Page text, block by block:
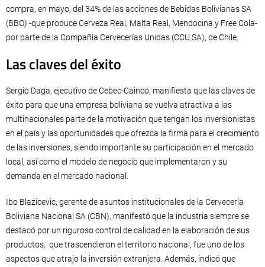
compra, en mayo, del 34% de las acciones de Bebidas Bolivianas SA
(BBO) -que produce Cerveza Real, Malta Real, Mendocina y Free Cola-
por parte de la Compañía Cervecerías Unidas (CCU SA), de Chile.
Las claves del éxito
Sergio Daga, ejecutivo de Cebec-Cainco, manifiesta que las claves de
éxito para que una empresa boliviana se vuelva atractiva a las
multinacionales parte de la motivación que tengan los inversionistas
en el país y las oportunidades que ofrezca la firma para el crecimiento
de las inversiones, siendo importante su participación en el mercado
local, así como el modelo de negocio que implementaron y su
demanda en el mercado nacional.
Ibo Blazicevic, gerente de asuntos institucionales de la Cervecería
Boliviana Nacional SA (CBN), manifestó que la industria siempre se
destacó por un riguroso control de calidad en la elaboración de sus
productos, que trascendieron el territorio nacional, fue uno de los
aspectos que atrajo la inversión extranjera. Además, indicó que